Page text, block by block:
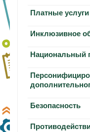
Платные услуги
Инклюзивное
Национальный
Безопасность